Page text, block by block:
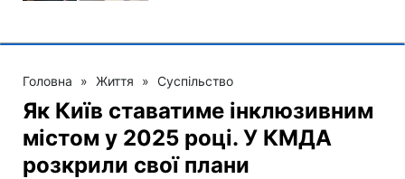
Головна » Життя » Суспільство
Як Київ ставатиме інклюзивним
містом у 2025 році. У КМДА
розкрили свої плани